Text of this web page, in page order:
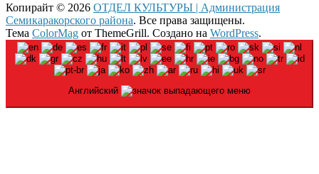
Копирайт © 2026 ОТДЕЛ КУЛЬТУРЫ | Администрация
Семикаракорского района. Все права защищены.
Тема ColorMag от ThemeGrill. Создано на WordPress.
Английский